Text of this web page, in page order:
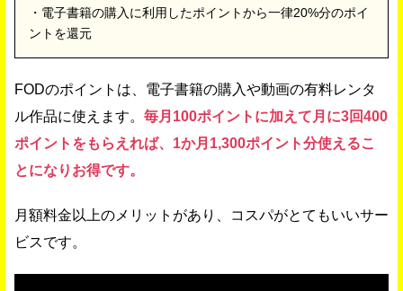
・電子書籍の購入に利用したポイントから一律20%分のポイ
ントを還元
FODのポイントは、電子書籍の購入や動画の有料レンタ
ル作品に使えます。 毎月100ポイントに加えて月に3回400
ポイントをもらえれば、1か月1,300ポイント分使えるこ
とになりお得です。
月額料金以上のメリットがあり、コスパがとてもいいサー
ビスです。